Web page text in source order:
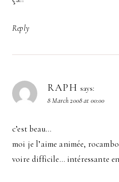
Reply
RAPH says:
8 March 2008 at 00:00
c’est beau…
moi je l’aime animée,
voire difficile… intéressante